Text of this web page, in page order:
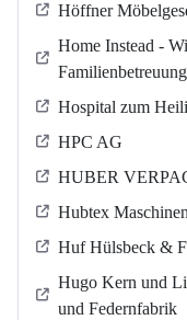
Höffner
Home Instead -
Hospital zum
HPC AG
HUBER
Hubtex
Huf Hülsbeck &
Hugo Kern und
und Federnfabrik